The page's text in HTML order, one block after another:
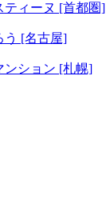
ティーヌ [首都圏]
う [名古屋]
ンション [札幌]